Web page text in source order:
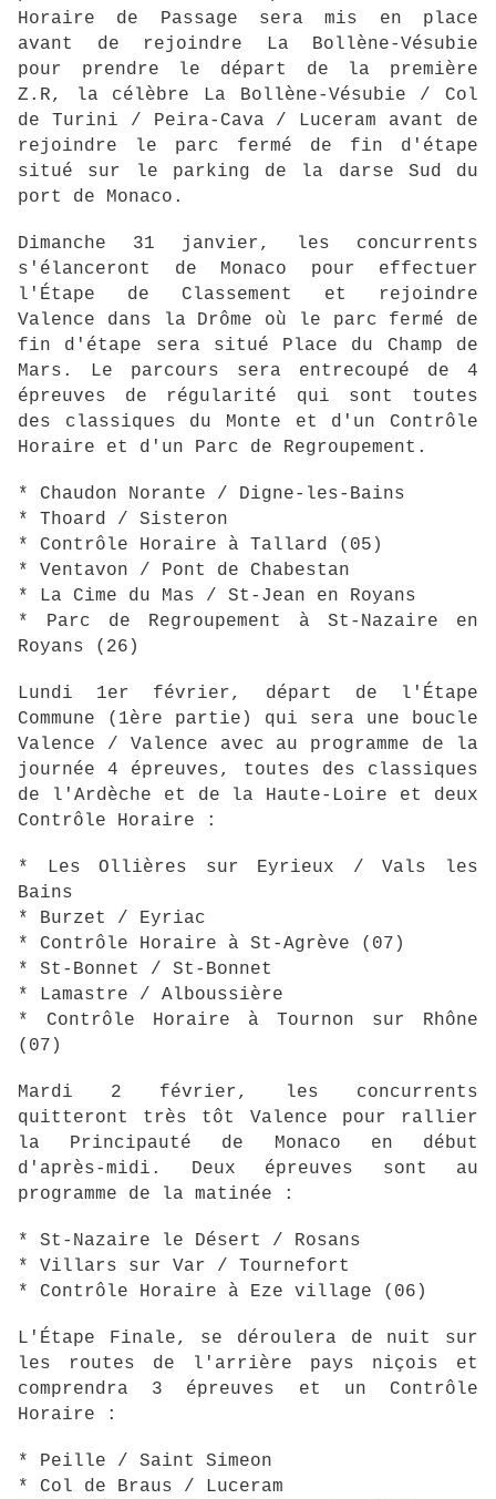
Horaire de Passage sera mis en place
avant de rejoindre La Bollène-Vésubie
pour prendre le départ de la première
Z.R, la célèbre La Bollène-Vésubie / Col
de Turini / Peira-Cava / Luceram avant de
rejoindre le parc fermé de fin d'étape
situé sur le parking de la darse Sud du
port de Monaco.
Dimanche 31 janvier, les concurrents
s'élanceront de Monaco pour effectuer
l'Étape de Classement et rejoindre
Valence dans la Drôme où le parc fermé de
fin d'étape sera situé Place du Champ de
Mars. Le parcours sera entrecoupé de 4
épreuves de régularité qui sont toutes
des classiques du Monte et d'un Contrôle
Horaire et d'un Parc de Regroupement.
* Chaudon Norante / Digne-les-Bains
* Thoard / Sisteron
* Contrôle Horaire à Tallard (05)
* Ventavon / Pont de Chabestan
* La Cime du Mas / St-Jean en Royans
* Parc de Regroupement à St-Nazaire en
Royans (26)
Lundi 1er février, départ de l'Étape
Commune (1ère partie) qui sera une boucle
Valence / Valence avec au programme de la
journée 4 épreuves, toutes des classiques
de l'Ardèche et de la Haute-Loire et deux
Contrôle Horaire :
* Les Ollières sur Eyrieux / Vals les
Bains
* Burzet / Eyriac
* Contrôle Horaire à St-Agrève (07)
* St-Bonnet / St-Bonnet
* Lamastre / Alboussière
* Contrôle Horaire à Tournon sur Rhône
(07)
Mardi 2 février, les concurrents
quitteront très tôt Valence pour rallier
la Principauté de Monaco en début
d'après-midi. Deux épreuves sont au
programme de la matinée :
* St-Nazaire le Désert / Rosans
* Villars sur Var / Tournefort
* Contrôle Horaire à Eze village (06)
L'Étape Finale, se déroulera de nuit sur
les routes de l'arrière pays niçois et
comprendra 3 épreuves et un Contrôle
Horaire :
* Peille / Saint Simeon
* Col de Braus / Luceram